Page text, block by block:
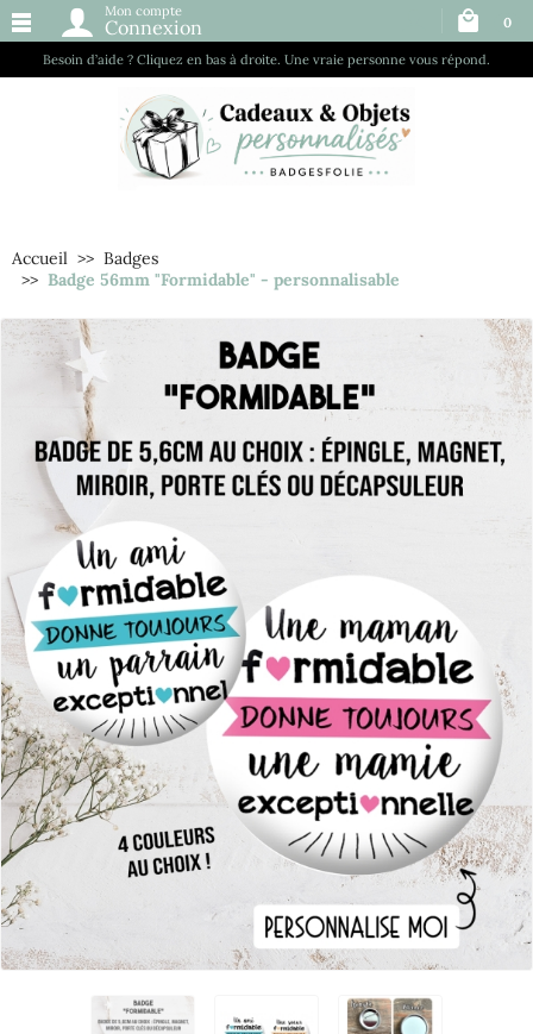
Besoin d’aide ? Cliquez en bas à droite. Une vraie personne vous répond.
Mon compte
Connexion 0
Accueil
Badges
Badge 56mm "Formidable" - personnalisable